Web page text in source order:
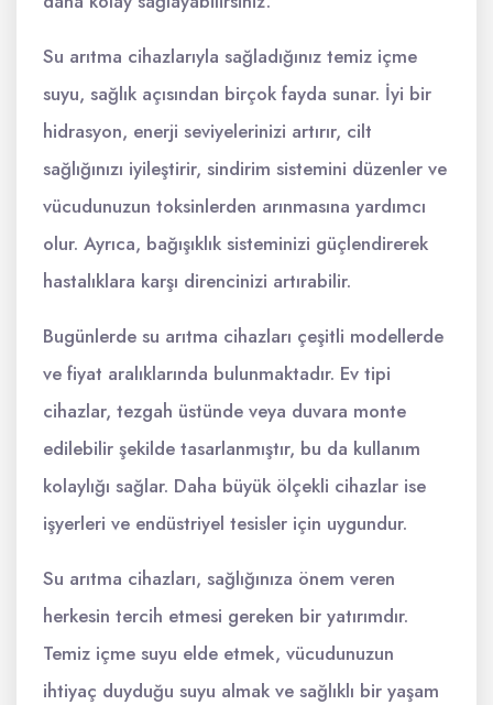
Su arıtma cihazlarıyla sağladığınız temiz içme
suyu, sağlık açısından birçok fayda sunar. İyi bir
hidrasyon, enerji seviyelerinizi artırır, cilt
sağlığınızı iyileştirir, sindirim sistemini düzenler ve
vücudunuzun toksinlerden arınmasına yardımcı
olur. Ayrıca, bağışıklık sisteminizi güçlendirerek
hastalıklara karşı direncinizi artırabilir.
Bugünlerde su arıtma cihazları çeşitli modellerde
ve fiyat aralıklarında bulunmaktadır. Ev tipi
cihazlar, tezgah üstünde veya duvara monte
edilebilir şekilde tasarlanmıştır, bu da kullanım
kolaylığı sağlar. Daha büyük ölçekli cihazlar ise
işyerleri ve endüstriyel tesisler için uygundur.
Su arıtma cihazları, sağlığınıza önem veren
herkesin tercih etmesi gereken bir yatırımdır.
Temiz içme suyu elde etmek, vücudunuzun
ihtiyaç duyduğu suyu almak ve sağlıklı bir yaşam